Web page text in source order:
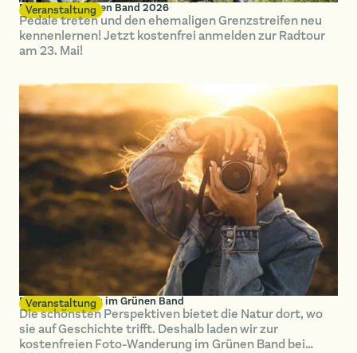
Veranstaltung
Radtour im Grünen Band 2026
Pedale treten und den ehemaligen Grenzstreifen neu
kennenlernen! Jetzt kostenfrei anmelden zur Radtour
am 23. Mai!
Veranstaltung
Foto-Wanderung im Grünen Band
Die schönsten Perspektiven bietet die Natur dort, wo
sie auf Geschichte trifft. Deshalb laden wir zur
kostenfreien Foto-Wanderung im Grünen Band bei